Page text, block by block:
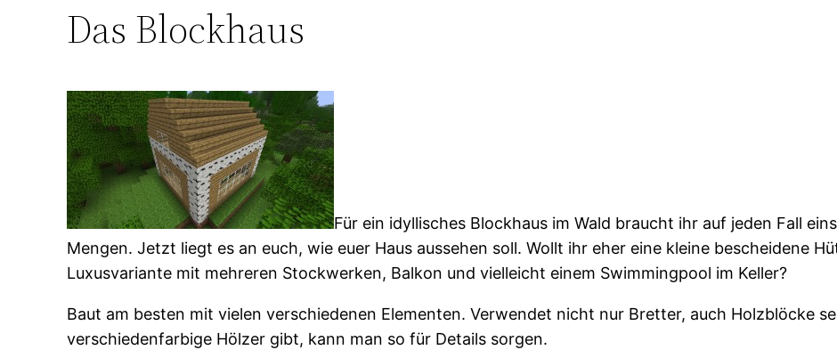
Das Blockhaus
Für ein idyllisches Blockhaus im Wald braucht ihr auf jeden Fall
Mengen. Jetzt liegt es an euch, wie euer Haus aussehen soll. Wollt ihr eher eine kleine bescheidene
Luxusvariante mit mehreren Stockwerken, Balkon und vielleicht einem Swimmingpool im Keller?
Baut am besten mit vielen verschiedenen Elementen. Verwendet nicht nur Bretter, auch Holzblöcke
verschiedenfarbige Hölzer gibt, kann man so für Details sorgen.